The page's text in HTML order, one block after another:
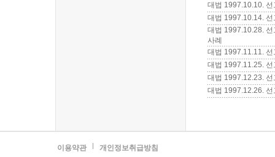
대법 1997.10.10.
대법 1997.10.14.
대법 1997.10.28.
사례
대법 1997.11.11.
대법 1997.11.25.
대법 1997.12.23.
대법 1997.12.26.
이용약관 개인정보취급방침